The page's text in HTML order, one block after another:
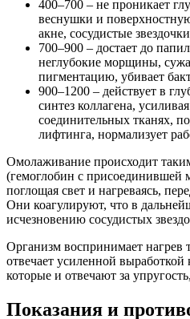
400–700 – не проникает
веснушки и
акне, сосудистые
700–900 – достает до
неглубокие морщины,
пигментацию, убивает
900–1200 – действует в
синтез коллагена,
соединительных тканях,
лифтинга, нормализует
Омолаживание происходит
(гемоглобин с присоединившей
поглощая свет и нагреваясь,
Они коагулируют, что в
исчезновению сосудистых
Организм воспринимает нагрев
отвечает усиленной выработкой
которые и отвечают за
Показания и